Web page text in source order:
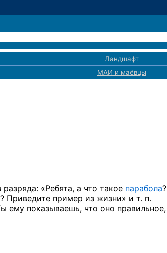
Ландшафт
МАИ и маёвцы
«Ребята, а что такое парабола?
? Приведите пример из жизни» и т. п.
ему показываешь, что оно правильное,